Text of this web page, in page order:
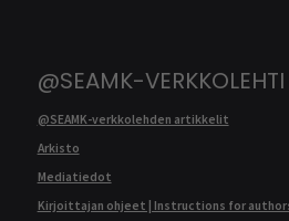
@SEAMK-VERKKOLEHTI
@SEAMK-verkkolehden artikkelit
Arkisto
Mediatiedot
Kirjoittajan ohjeet | Instructions for